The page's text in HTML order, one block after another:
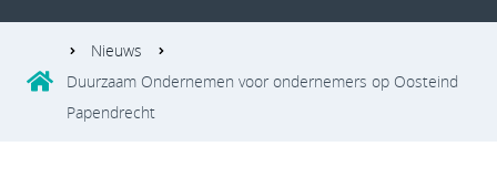
Nieuws
Duurzaam Ondernemen voor ondernemers op Oosteind
Papendrecht